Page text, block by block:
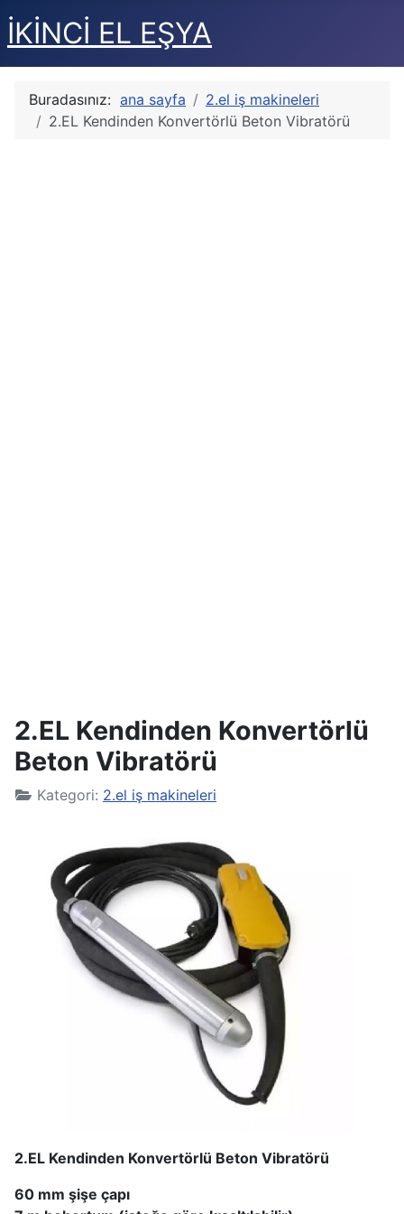
İKİNCİ EL EŞYA
Buradasınız: ana sayfa
2.el iş makineleri
2.EL Kendinden Konvertörlü Beton Vibratörü
2.EL Kendinden Konvertörlü
Beton Vibratörü
Kategori: 2.el iş makineleri
2.EL Kendinden Konvertörlü Beton Vibratörü
60 mm şişe çapı